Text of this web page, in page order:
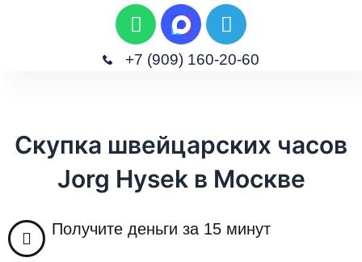
W
h
a
t
p
T
e
l
e
m
+7 (909) 160-20-60
u
Скупка швейцарских часов
Jorg Hysek в Москве
Получите деньги за 15 минут